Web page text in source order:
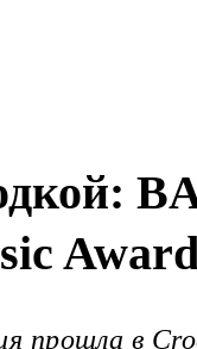
прошла в